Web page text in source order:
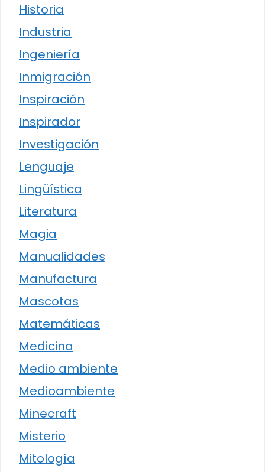
Historia
Industria
Ingeniería
Inmigración
Inspiración
Inspirador
Investigación
Lenguaje
Lingüística
Literatura
Magia
Manualidades
Manufactura
Mascotas
Matemáticas
Medicina
Medio ambiente
Medioambiente
Minecraft
Misterio
Mitología